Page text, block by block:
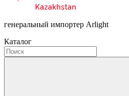
генеральный импортер Arlight
Каталог